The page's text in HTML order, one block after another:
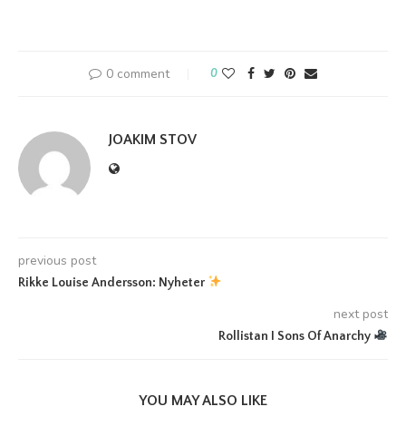
0 comment 0
JOAKIM STOV
previous post
Rikke Louise Andersson: Nyheter
next post
Rollistan I Sons Of Anarchy
YOU MAY ALSO LIKE